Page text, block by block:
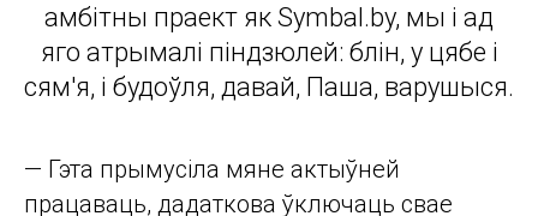
амбітны праект як Symbal.by, мы і ад
яго атрымалі піндзюлей: блін, у цябе і
сям'я, і будоўля, давай, Паша, варушыся.
— Гэта прымусіла мяне актыўней
працаваць, дадаткова ўключаць свае